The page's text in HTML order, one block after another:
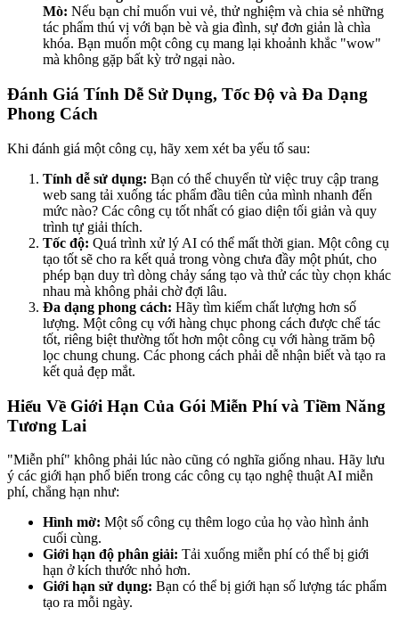
Mò: Nếu bạn chỉ muốn vui vẻ, thử nghiệm và chia sẻ những
tác phẩm thú vị với bạn bè và gia đình, sự đơn giản là chìa
khóa. Bạn muốn một công cụ mang lại khoảnh khắc "wow"
mà không gặp bất kỳ trở ngại nào.
Đánh Giá Tính Dễ Sử Dụng, Tốc Độ và Đa Dạng
Phong Cách
Khi đánh giá một công cụ, hãy xem xét ba yếu tố sau:
Tính dễ sử dụng: Bạn có thể chuyển từ việc truy cập trang
web sang tải xuống tác phẩm đầu tiên của mình nhanh đến
mức nào? Các công cụ tốt nhất có giao diện tối giản và quy
trình tự giải thích.
Tốc độ: Quá trình xử lý AI có thể mất thời gian. Một công cụ
tạo tốt sẽ cho ra kết quả trong vòng chưa đầy một phút, cho
phép bạn duy trì dòng chảy sáng tạo và thử các tùy chọn khác
nhau mà không phải chờ đợi lâu.
Đa dạng phong cách: Hãy tìm kiếm chất lượng hơn số
lượng. Một công cụ với hàng chục phong cách được chế tác
tốt, riêng biệt thường tốt hơn một công cụ với hàng trăm bộ
lọc chung chung. Các phong cách phải dễ nhận biết và tạo ra
kết quả đẹp mắt.
Hiểu Về Giới Hạn Của Gói Miễn Phí và Tiềm Năng
Tương Lai
"Miễn phí" không phải lúc nào cũng có nghĩa giống nhau. Hãy lưu
ý các giới hạn phổ biến trong các công cụ tạo nghệ thuật AI miễn
phí, chẳng hạn như:
Hình mờ: Một số công cụ thêm logo của họ vào hình ảnh
cuối cùng.
Giới hạn độ phân giải: Tải xuống miễn phí có thể bị giới
hạn ở kích thước nhỏ hơn.
Giới hạn sử dụng: Bạn có thể bị giới hạn số lượng tác phẩm
tạo ra mỗi ngày.